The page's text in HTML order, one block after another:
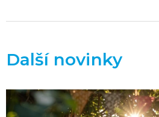
Další novinky